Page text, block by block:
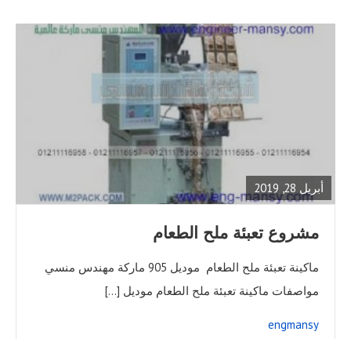
أبريل 28, 2019
READ
FULL
POST
مشروع تعبئة ملح الطعام
ماكينة تعبئة ملح الطعام موديل 905 ماركة مهندس منسي
مواصفات ماكينة تعبئة ملح الطعام موديل […]
engmansy